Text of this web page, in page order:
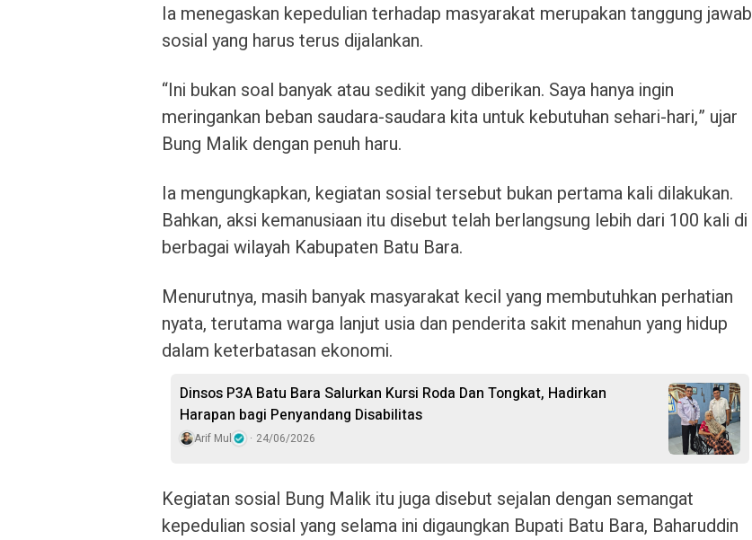
Ia menegaskan kepedulian terhadap masyarakat merupakan tanggung jawab
sosial yang harus terus dijalankan.
“Ini bukan soal banyak atau sedikit yang diberikan. Saya hanya ingin
meringankan beban saudara-saudara kita untuk kebutuhan sehari-hari,” ujar
Bung Malik dengan penuh haru.
Ia mengungkapkan, kegiatan sosial tersebut bukan pertama kali dilakukan.
Bahkan, aksi kemanusiaan itu disebut telah berlangsung lebih dari 100 kali di
berbagai wilayah Kabupaten Batu Bara.
Menurutnya, masih banyak masyarakat kecil yang membutuhkan perhatian
nyata, terutama warga lanjut usia dan penderita sakit menahun yang hidup
dalam keterbatasan ekonomi.
Dinsos P3A Batu Bara Salurkan Kursi Roda Dan Tongkat, Hadirkan
Harapan bagi Penyandang Disabilitas
Arif Mul 24/06/2026
Kegiatan sosial Bung Malik itu juga disebut sejalan dengan semangat
kepedulian sosial yang selama ini digaungkan Bupati Batu Bara, Baharuddin